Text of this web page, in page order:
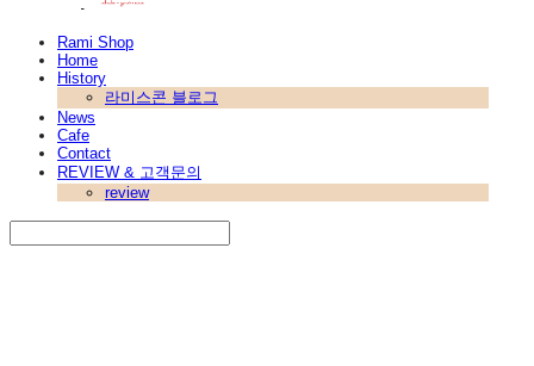
Rami Shop
Home
History
라미스콘 블로그
News
Cafe
Contact
REVIEW & 고객문의
review